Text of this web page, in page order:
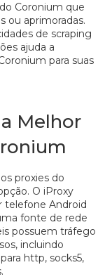
Coronium que
ou aprimoradas.
de scraping
ajuda a
para suas
Melhor
proxies do
O iProxy
telefone Android
fonte de rede
possuem tráfego
incluindo
http, socks5,